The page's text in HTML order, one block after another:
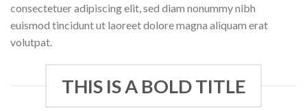
consectetuer adipiscing elit, sed diam nonummy nibh
euismod tincidunt ut laoreet dolore magna aliquam erat
volutpat.
THIS IS A BOLD TITLE